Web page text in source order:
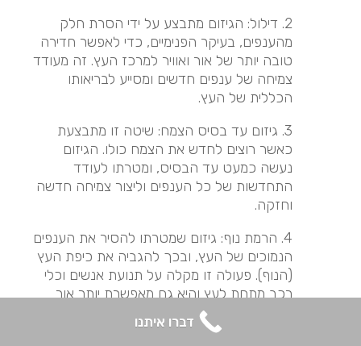
2. דילול: הגיזום מתבצע על ידי הסרת חלק
מהענפים, בעיקר הפנימיים, כדי לאפשר חדירה
טובה יותר של אור ואוויר למרכז העץ. זה מעודד
צמיחה של ענפים חדשים ומסייע לבריאותו
הכללית של העץ.
3. גיזום עד בסיס הצמח: שיטה זו מתבצעת
כאשר רוצים לחדש את הצמח כולו. הגיזום
נעשה כמעט עד הבסיס, ומטרתו לעודד
התחדשות של כל הענפים וליצור צמיחה חדשה
וחזקה.
4. הרמת נוף: גיזום שמטרתו להסיר את הענפים
הנמוכים של העץ, ובכך להגביה את כיפת העץ
(הנוף). פעולה זו מקלה על תנועת אנשים וכלי
רכב מתחת לעץ והיא גם מאפשרת יותר אור
להיכנס לאזור שמתחת לעץ.
דברו איתנו